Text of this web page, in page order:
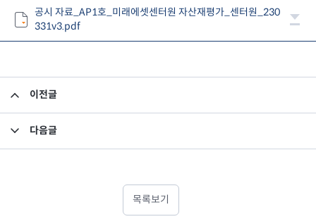
공시 자료_AP1호_미래에셋센터원 자산재평가_센터원_230
331v3.pdf
이전글
다음글
목록보기